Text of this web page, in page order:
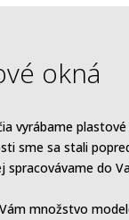
okná
vyrábame
sme sa stali
spracovávame do
množstvo